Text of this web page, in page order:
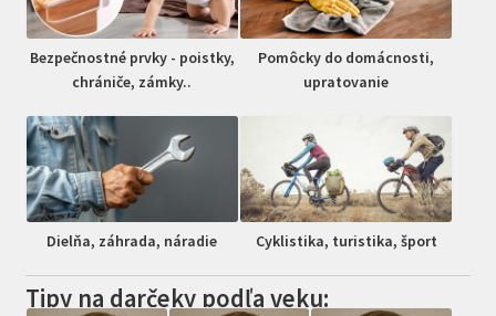
Bezpečnostné prvky - poistky,
chrániče, zámky..
Pomôcky do domácnosti,
upratovanie
Dielňa, záhrada, náradie Cyklistika, turistika, šport
Tipy na darčeky podľa veku: